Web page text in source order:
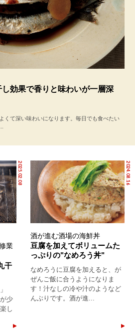
し効果で香りと味わいが一層深
くて深い味わいになります。毎日でも食べたい
2025.02.08
業
干
少
し
2024.08.16
酒が進む酒場の海鮮丼
豆腐を加えてボリュームた
っぷりの"なめろう丼"
なめろうに豆腐を加えると、が
ぜんご飯に合うようになりま
す！汁なしの冷や汁のようなど
んぶりです。酒が進...